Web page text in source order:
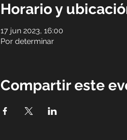
Horario y
17 jun 2023, 16:00
Por determinar
Compartir este